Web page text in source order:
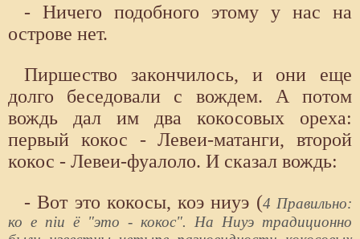
- Ничего подобного этому у нас на
острове нет.
Пиршество закончилось, и они еще
долго беседовали с вождем. А потом
вождь дал им два кокосовых ореха:
первый кокос - Левеи-матанги, второй
кокос - Левеи-фуалоло. И сказал вождь:
- Вот это кокосы, коэ ниуэ (4 Правильно:
ко е niu ё "это - кокос". На Ниуэ традиционно